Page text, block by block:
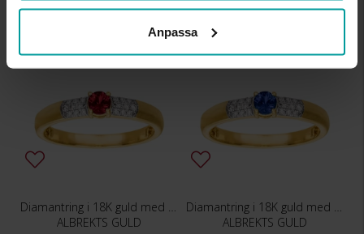
Anpassa
Diamantring i 18K guld med en rubin
ALBREKTS GULD
Diamantring i 18K guld med en safir
ALBREKTS GULD